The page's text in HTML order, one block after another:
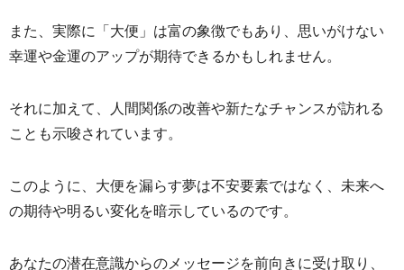
また、実際に「大便」は富の象徴でもあり、思いがけない
幸運や金運のアップが期待できるかもしれません。
それに加えて、人間関係の改善や新たなチャンスが訪れる
ことも示唆されています。
このように、大便を漏らす夢は不安要素ではなく、未来へ
の期待や明るい変化を暗示しているのです。
あなたの潜在意識からのメッセージを前向きに受け取り、